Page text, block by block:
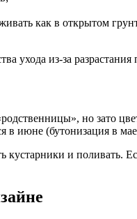
как в открытом
ухода из-за разрастания
но зато
июне (бутонизация в
и поливать.